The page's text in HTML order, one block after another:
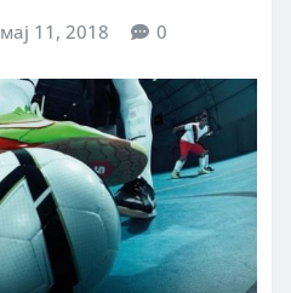
мај 11, 2018 0